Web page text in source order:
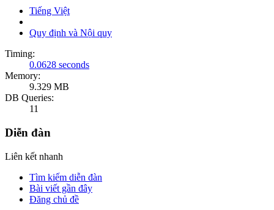
Tiếng Việt
Quy định và Nội quy
Timing:
0.0628 seconds
Memory:
9.329 MB
DB Queries:
11
Diễn đàn
Liên kết nhanh
Tìm kiếm diễn đàn
Bài viết gần đây
Đăng chủ đề